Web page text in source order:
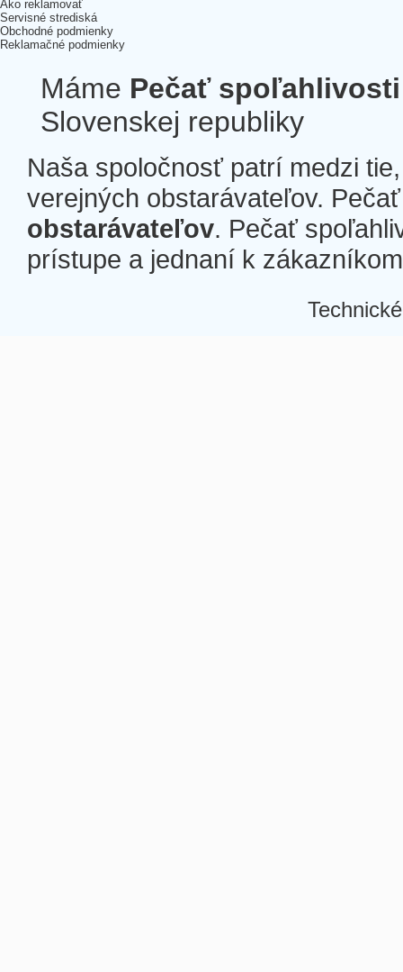
Ako reklamovať
Servisné strediská
Obchodné podmienky
Reklamačné podmienky
Máme Pečať spoľahlivosti
Slovenskej republiky
Naša spoločnosť patrí medzi
verejných obstarávateľov.
obstarávateľov. Pečať
prístupe a jednaní k